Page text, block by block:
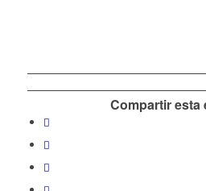
Compartir esta